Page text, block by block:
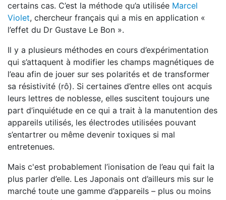
certains cas. C’est la méthode qu’a utilisée Marcel
Violet, chercheur français qui a mis en application «
l’effet du Dr Gustave Le Bon ».
Il y a plusieurs méthodes en cours d’expérimentation
qui s’attaquent à modifier les champs magnétiques de
l’eau afin de jouer sur ses polarités et de transformer
sa résistivité (rô). Si certaines d’entre elles ont acquis
leurs lettres de noblesse, elles suscitent toujours une
part d’inquiétude en ce qui a trait à la manutention des
appareils utilisés, les électrodes utilisées pouvant
s’entartrer ou même devenir toxiques si mal
entretenues.
Mais c'est probablement l’ionisation de l’eau qui fait la
plus parler d’elle. Les Japonais ont d’ailleurs mis sur le
marché toute une gamme d’appareils – plus ou moins